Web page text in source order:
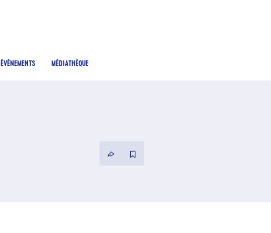
ÉVÉNEMENTS MÉDIATHÈQUE